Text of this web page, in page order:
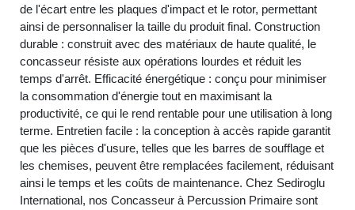
de l'écart entre les plaques d'impact et le rotor, permettant
ainsi de personnaliser la taille du produit final. Construction
durable : construit avec des matériaux de haute qualité, le
concasseur résiste aux opérations lourdes et réduit les
temps d'arrêt. Efficacité énergétique : conçu pour minimiser
la consommation d'énergie tout en maximisant la
productivité, ce qui le rend rentable pour une utilisation à long
terme. Entretien facile : la conception à accès rapide garantit
que les pièces d'usure, telles que les barres de soufflage et
les chemises, peuvent être remplacées facilement, réduisant
ainsi le temps et les coûts de maintenance. Chez Sediroglu
International, nos Concasseur à Percussion Primaire sont